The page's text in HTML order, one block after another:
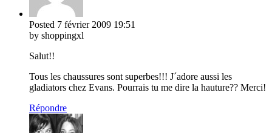
Posted 7 février 2009 19:51
by shoppingxl
Salut!!
Tous les chaussures sont superbes!!! J´adore aussi les
gladiators chez Evans. Pourrais tu me dire la hauture?? Merci!
Répondre